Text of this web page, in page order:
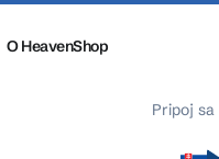
O HeavenShop
Pripoj sa